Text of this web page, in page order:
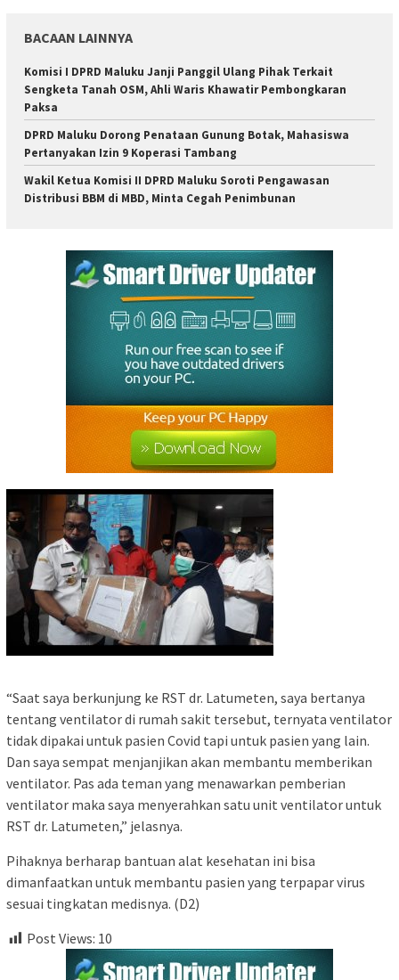
BACAAN LAINNYA
Komisi I DPRD Maluku Janji Panggil Ulang Pihak Terkait
Sengketa Tanah OSM, Ahli Waris Khawatir Pembongkaran
Paksa
DPRD Maluku Dorong Penataan Gunung Botak, Mahasiswa
Pertanyakan Izin 9 Koperasi Tambang
Wakil Ketua Komisi II DPRD Maluku Soroti Pengawasan
Distribusi BBM di MBD, Minta Cegah Penimbunan
“Saat saya berkunjung ke RST dr. Latumeten, saya bertanya
tentang ventilator di rumah sakit tersebut, ternyata ventilator
tidak dipakai untuk pasien Covid tapi untuk pasien yang lain.
Dan saya sempat menjanjikan akan membantu memberikan
ventilator. Pas ada teman yang menawarkan pemberian
ventilator maka saya menyerahkan satu unit ventilator untuk
RST dr. Latumeten,” jelasnya.
Pihaknya berharap bantuan alat kesehatan ini bisa
dimanfaatkan untuk membantu pasien yang terpapar virus
sesuai tingkatan medisnya. (D2)
Post Views: 10